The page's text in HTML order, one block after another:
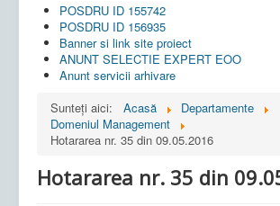
POSDRU ID 155742
POSDRU ID 156935
Banner si link site proiect
ANUNT SELECTIE EXPERT EOO
Anunt servicii arhivare
Sunteți aici:
Acasă
Departamente
Domeniul Management
Hotararea nr. 35 din 09.05.2016
Hotararea nr. 35 din